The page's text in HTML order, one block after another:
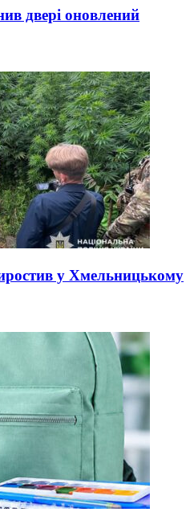
двері оновлений
у Хмельницькому